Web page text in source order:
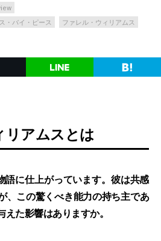
・バイ・ピース
ファレル・ウィリアムス
リアムスとは
語に仕上がっています。彼は共感
、この驚くべき能力の持ち主であ
た影響はありますか。